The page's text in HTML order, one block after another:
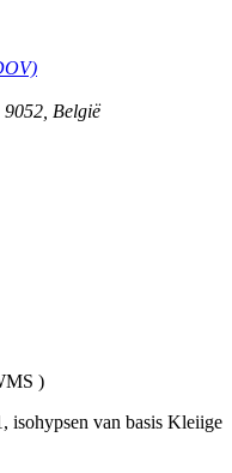
9052, België
)
van basis Kleiige